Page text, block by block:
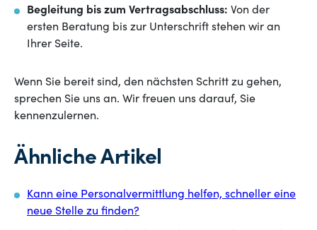
Begleitung bis zum Vertragsabschluss: Von der
ersten Beratung bis zur Unterschrift stehen wir an
Ihrer Seite.
Wenn Sie bereit sind, den nächsten Schritt zu gehen,
sprechen Sie uns an. Wir freuen uns darauf, Sie
kennenzulernen.
Ähnliche Artikel
Kann eine Personalvermittlung helfen, schneller eine
neue Stelle zu finden?